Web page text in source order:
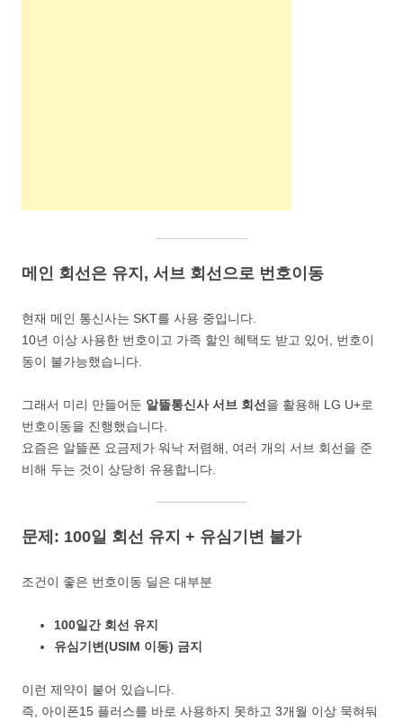
메인 회선은 유지, 서브 회선으로 번호이동
현재 메인 통신사는 SKT를 사용 중입니다.
10년 이상 사용한 번호이고 가족 할인 혜택도 받고 있어, 번호이
동이 불가능했습니다.
그래서 미리 만들어둔 알뜰통신사 서브 회선 을 활용해 LG U+로
번호이동을 진행했습니다.
요즘은 알뜰폰 요금제가 워낙 저렴해, 여러 개의 서브 회선을 준
비해 두는 것이 상당히 유용합니다.
문제: 100일 회선 유지 + 유심기변 불가
조건이 좋은 번호이동 딜은 대부분
100일간 회선 유지
유심기변(USIM 이동) 금지
이런 제약이 붙어 있습니다.
즉, 아이폰15 플러스를 바로 사용하지 못하고 3개월 이상 묵혀둬